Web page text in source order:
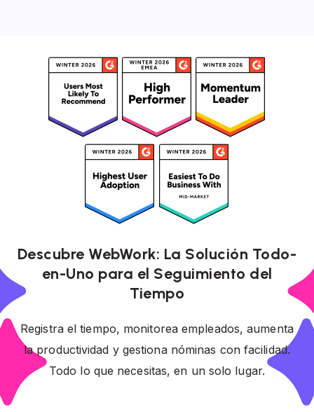
Descubre WebWork: La Solución Todo-
en-Uno para el Seguimiento del
Tiempo
Registra el tiempo, monitorea empleados, aumenta
la productividad y gestiona nóminas con facilidad.
Todo lo que necesitas, en un solo lugar.